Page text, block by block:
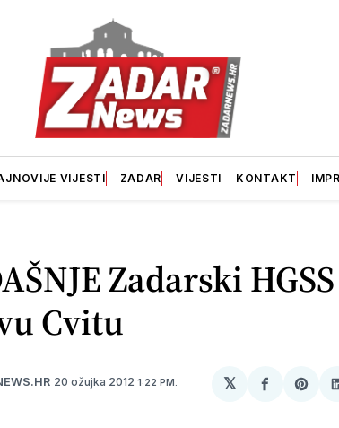
VIJESTI ZADAR VIJESTI KONTAKT
Zadarski HGSS
Cvitu
20 ožujka 2012 1:22 PM. 𝕏
podijeli